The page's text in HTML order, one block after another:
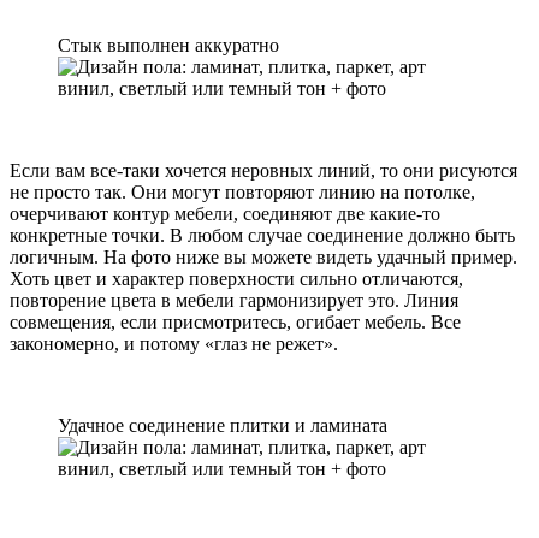
Стык выполнен аккуратно
Если вам все-таки хочется неровных линий, то они рисуются
не просто так. Они могут повторяют линию на потолке,
очерчивают контур мебели, соединяют две какие-то
конкретные точки. В любом случае соединение должно быть
логичным. На фото ниже вы можете видеть удачный пример.
Хоть цвет и характер поверхности сильно отличаются,
повторение цвета в мебели гармонизирует это. Линия
совмещения, если присмотритесь, огибает мебель. Все
закономерно, и потому «глаз не режет».
Удачное соединение плитки и ламината